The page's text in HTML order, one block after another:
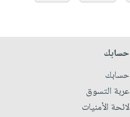
حسابك
حسابك
عربة التسوق
لائحة الأمنيات